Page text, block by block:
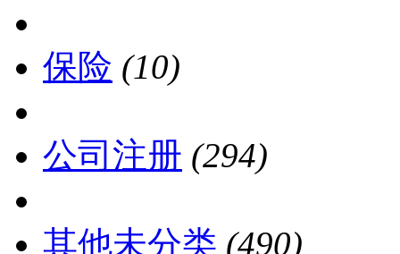
保险 (10)
公司注册 (294)
其他未分类 (490)